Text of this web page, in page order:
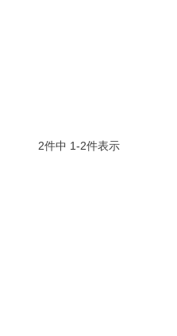
2件中 1-2件表示